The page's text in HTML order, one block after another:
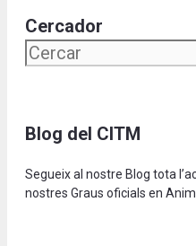
Cercador
Blog del CITM
Segueix al nostre Blog tota
nostres Graus oficials en